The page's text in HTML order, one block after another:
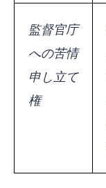
監督官庁
への苦情
申し立て
権